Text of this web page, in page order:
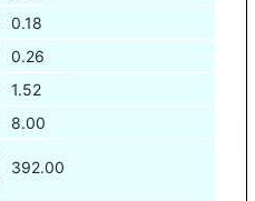
0.18
0.26
1.52
8.00
392.00